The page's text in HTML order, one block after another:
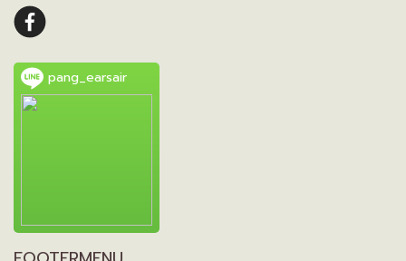
pang_earsair